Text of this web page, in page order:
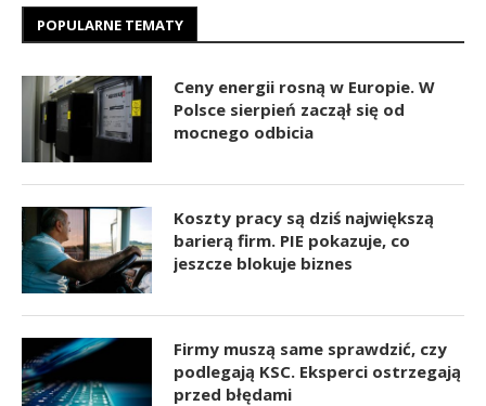
POPULARNE TEMATY
Ceny energii rosną w Europie. W
Polsce sierpień zaczął się od
mocnego odbicia
Koszty pracy są dziś największą
barierą firm. PIE pokazuje, co
jeszcze blokuje biznes
Firmy muszą same sprawdzić, czy
podlegają KSC. Eksperci ostrzegają
przed błędami